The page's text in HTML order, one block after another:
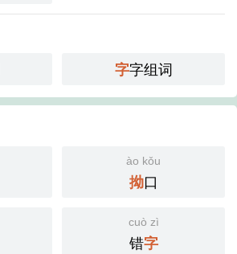
字字组词
ào kǒu
拗口
cuò zì
错字